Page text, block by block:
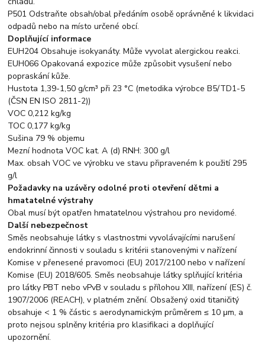
P501 Odstraňte obsah/obal předáním osobě oprávněné k likvidaci
odpadů nebo na místo určené obcí.
Doplňující informace
EUH204 Obsahuje isokyanáty. Může vyvolat alergickou reakci.
EUH066 Opakovaná expozice může způsobit vysušení nebo
popraskání kůže.
Hustota 1,39-1,50 g/cm³ při 23 °C (metodika výrobce B5/TD1-5
(ČSN EN ISO 2811-2))
VOC 0,212 kg/kg
TOC 0,177 kg/kg
Sušina 79 % objemu
Mezní hodnota VOC kat. A (d) RNH: 300 g/l
Max. obsah VOC ve výrobku ve stavu připraveném k použití 295
g/l
Požadavky na uzávěry odolné proti otevření dětmi a
hmatatelné výstrahy
Obal musí být opatřen hmatatelnou výstrahou pro nevidomé.
Další nebezpečnost
Směs neobsahuje látky s vlastnostmi vyvolávajícími narušení
endokrinní činnosti v souladu s kritérii stanovenými v nařízení
Komise v přenesené pravomoci (EU) 2017/2100 nebo v nařízení
Komise (EU) 2018/605. Směs neobsahuje látky splňující kritéria
pro látky PBT nebo vPvB v souladu s přílohou XIII, nařízení (ES) č.
1907/2006 (REACH), v platném znění. Obsažený oxid titaničitý
obsahuje < 1 % částic s aerodynamickým průměrem ≤ 10 μm, a
proto nejsou splněny kritéria pro klasifikaci a doplňující
upozornění.